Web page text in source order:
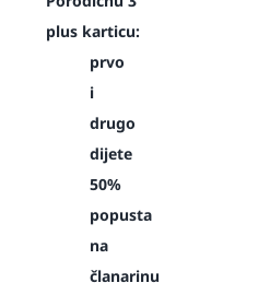
plus karticu:
prvo
i
drugo
dijete
50%
popusta
na
članarinu